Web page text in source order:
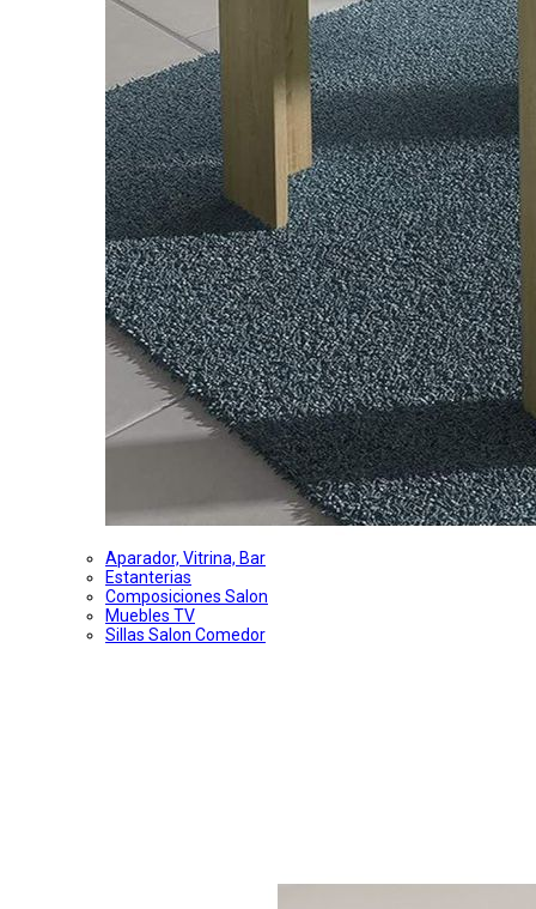
Aparador, Vitrina, Bar
Estanterias
Composiciones Salon
Muebles TV
Sillas Salon Comedor